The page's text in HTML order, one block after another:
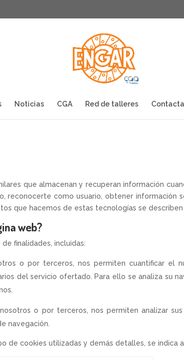
Noticias CGA Red de talleres
que almacenan y recuperan información
reconocerte como usuario, obtener información
que hacemos de estas tecnologías se describen
web?
finalidades, incluidas:
o por terceros, nos permiten cuantificar el
del servicio ofertado. Para ello se analiza su
o por terceros, nos permiten analizar
navegación.
de cookies utilizadas y demás detalles, se indica